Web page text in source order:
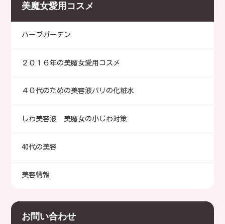
美魔女愛用コスメ
ハーブガーデン
２０１６年の美魔女愛用コスメ
４０代のための美容液バリの化粧水
しわ美容液 美魔女の小じわ対策
40代の美容
美容情報
お問い合わせ